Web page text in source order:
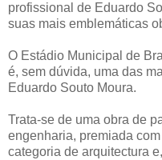
profissional de Eduardo
suas mais emblemáticas
O Estádio Municipal de
é, sem dúvida, uma das
Eduardo Souto Moura.
Trata-se de uma obra de
engenharia, premiada
categoria de arquitectura